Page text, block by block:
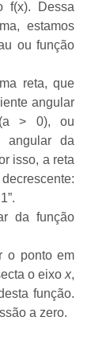
f(x). Dessa
estamos
ou função
reta, que
angular
> 0), ou
angular da
isso, a reta
da função
o ponto em
o eixox,
função.
a zero.